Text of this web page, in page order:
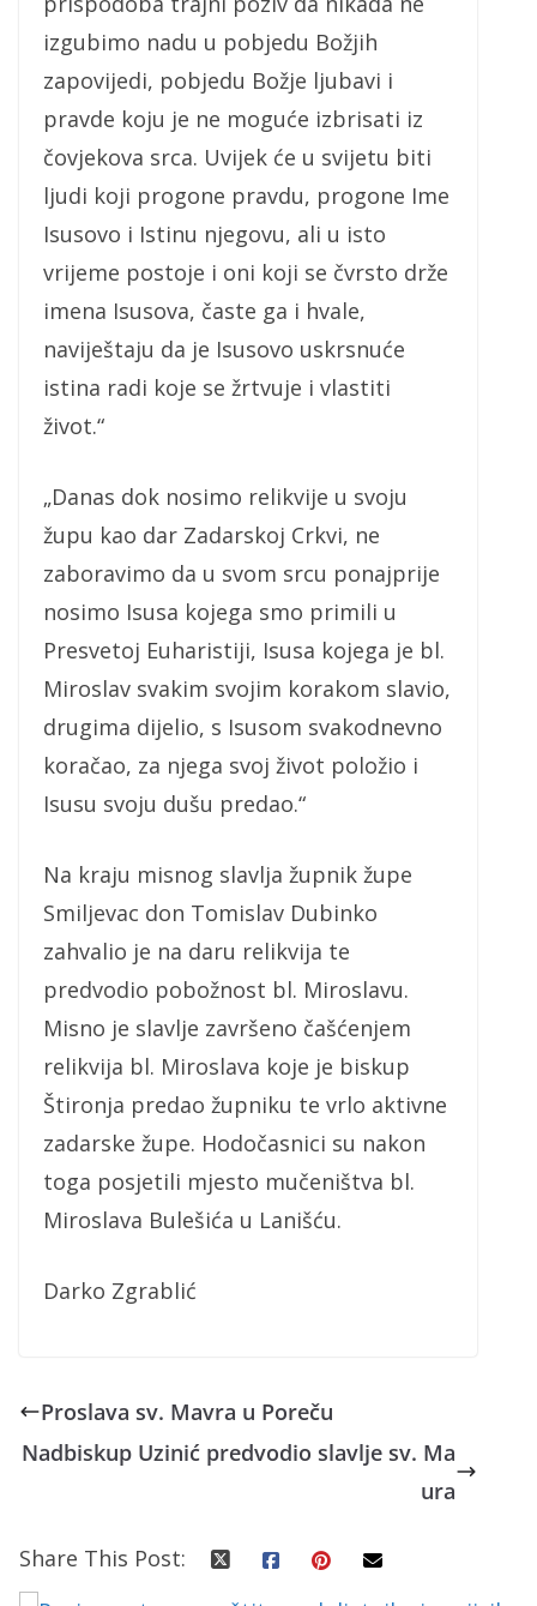
izgubimo nadu u pobjedu Božjih
zapovijedi, pobjedu Božje ljubavi i
pravde koju je ne moguće izbrisati iz
čovjekova srca. Uvijek će u svijetu biti
ljudi koji progone pravdu, progone Ime
Isusovo i Istinu njegovu, ali u isto
vrijeme postoje i oni koji se čvrsto drže
imena Isusova, časte ga i hvale,
naviještaju da je Isusovo uskrsnuće
istina radi koje se žrtvuje i vlastiti
život.“
„Danas dok nosimo relikvije u svoju
župu kao dar Zadarskoj Crkvi, ne
zaboravimo da u svom srcu ponajprije
nosimo Isusa kojega smo primili u
Presvetoj Euharistiji, Isusa kojega je bl.
Miroslav svakim svojim korakom slavio,
drugima dijelio, s Isusom svakodnevno
koračao, za njega svoj život položio i
Isusu svoju dušu predao.“
Na kraju misnog slavlja župnik župe
Smiljevac don Tomislav Dubinko
zahvalio je na daru relikvija te
predvodio pobožnost bl. Miroslavu.
Misno je slavlje završeno čašćenjem
relikvija bl. Miroslava koje je biskup
Štironja predao župniku te vrlo aktivne
zadarske župe. Hodočasnici su nakon
toga posjetili mjesto mučeništva bl.
Miroslava Bulešića u Lanišću.
Darko Zgrablić
Proslava sv. Mavra u Poreču
Nadbiskup Uzinić predvodio slavlje sv. Ma
ura
Share This Post: